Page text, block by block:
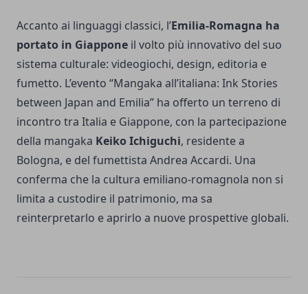
Accanto ai linguaggi classici, l’Emilia-Romagna ha
portato in Giappone il volto più innovativo del suo
sistema culturale: videogiochi, design, editoria e
fumetto. L’evento “Mangaka all’italiana: Ink Stories
between Japan and Emilia” ha offerto un terreno di
incontro tra Italia e Giappone, con la partecipazione
della mangaka Keiko Ichiguchi, residente a
Bologna, e del fumettista Andrea Accardi. Una
conferma che la cultura emiliano-romagnola non si
limita a custodire il patrimonio, ma sa
reinterpretarlo e aprirlo a nuove prospettive globali.